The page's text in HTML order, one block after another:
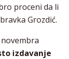
proceni da li
Grozdić.
izdavanje